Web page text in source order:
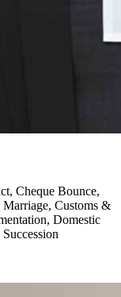
Cheque Bounce,
Customs &
Domestic